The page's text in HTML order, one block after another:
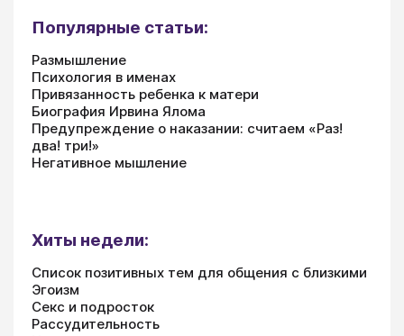
Популярные статьи:
Размышление
Психология в именах
Привязанность ребенка к матери
Биография Ирвина Ялома
Предупреждение о наказании: считаем «Раз!
два! три!»
Негативное мышление
Хиты недели:
Список позитивных тем для общения с близкими
Эгоизм
Секс и подросток
Рассудительность